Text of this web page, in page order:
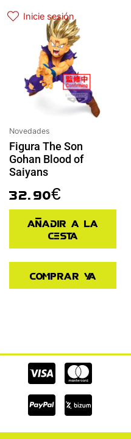
Inicie sesión
Novedades
Figura The Son
Gohan Blood of
Saiyans
32.90€
Añadir a la
cesta
Comprar ya
Cc-
visa
Cc-
Cc-
paypal